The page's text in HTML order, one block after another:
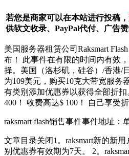
若您是商家可以在本站进行投稿，
供软文收录、PayPal代付、广告赞
美国服务器租赁公司Raksmart
布！ 此事件在有限的时间内有效
择。美国（洛杉矶，硅谷）/香港/
为109美元，购买10克大带宽服务
有类别添加优惠券以获得全部折
400！ 收费高达$ 100！ 自己享受
raksmart flash销售事件事件地址：
文章目录关闭1。raksmart新的新
别优惠券有效期为7天。 2。